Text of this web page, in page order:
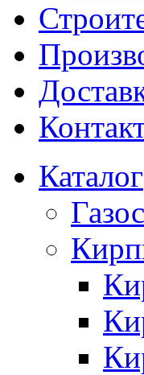
Каталог